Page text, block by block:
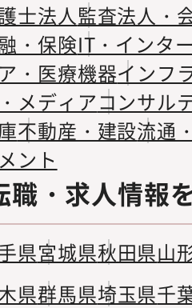
士法人監査法人・
・保険IT・インタ
・医療機器インフ
メディアコンサル
不動産・建設流通
ント
職・求人情報
県宮城県秋田県山
県群馬県埼玉県千